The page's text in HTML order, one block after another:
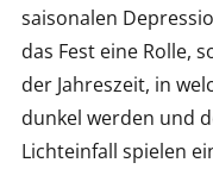
saisonalen
das Fest eine Rolle,
der Jahreszeit, in
dunkel werden und
Lichteinfall spielen